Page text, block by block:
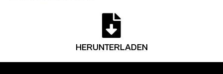
HERUNTERLADEN